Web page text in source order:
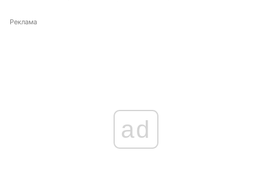
Реклама
ad